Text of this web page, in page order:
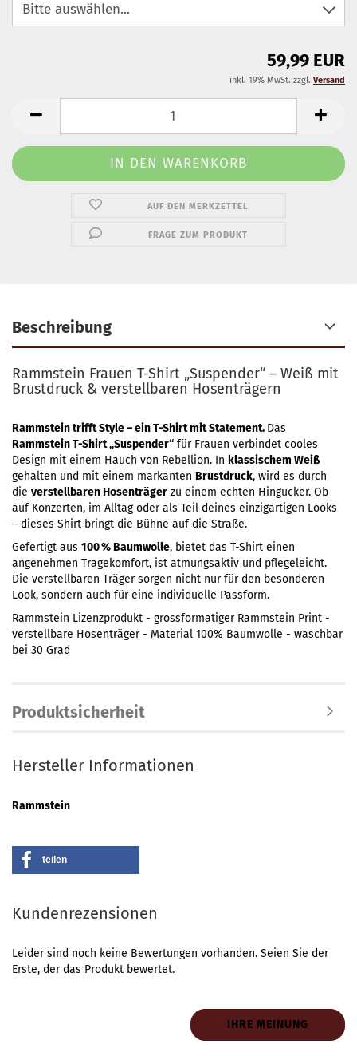
59,99 EUR
inkl. 19% MwSt. zzgl. Versand
AUF DEN MERKZETTEL
FRAGE ZUM PRODUKT
Beschreibung
Rammstein Frauen T-Shirt „Suspender“ – Weiß mit
Brustdruck & verstellbaren Hosenträgern
Rammstein trifft Style – ein T-Shirt mit Statement. Das
Rammstein T-Shirt „Suspender“ für Frauen verbindet cooles
Design mit einem Hauch von Rebellion. In klassischem Weiß
gehalten und mit einem markanten Brustdruck, wird es durch
die verstellbaren Hosenträger zu einem echten Hingucker. Ob
auf Konzerten, im Alltag oder als Teil deines einzigartigen Looks
– dieses Shirt bringt die Bühne auf die Straße.
Gefertigt aus 100 % Baumwolle, bietet das T-Shirt einen
angenehmen Tragekomfort, ist atmungsaktiv und pflegeleicht.
Die verstellbaren Träger sorgen nicht nur für den besonderen
Look, sondern auch für eine individuelle Passform.
Rammstein Lizenzprodukt - grossformatiger Rammstein Print -
verstellbare Hosenträger - Material 100% Baumwolle - waschbar
bei 30 Grad
Produktsicherheit
Hersteller Informationen
Rammstein
teilen
Kundenrezensionen
Leider sind noch keine Bewertungen vorhanden. Seien Sie der
Erste, der das Produkt bewertet.
IHRE MEINUNG